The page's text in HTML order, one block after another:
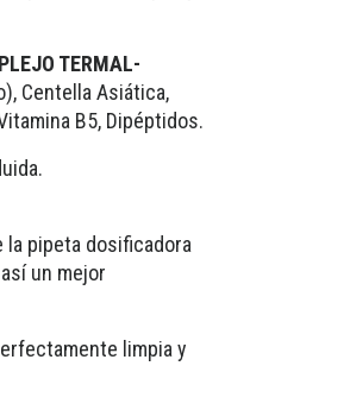
TERMAL-
Centella Asiática,
B5, Dipéptidos.
la pipeta dosificadora
un mejor
limpia y